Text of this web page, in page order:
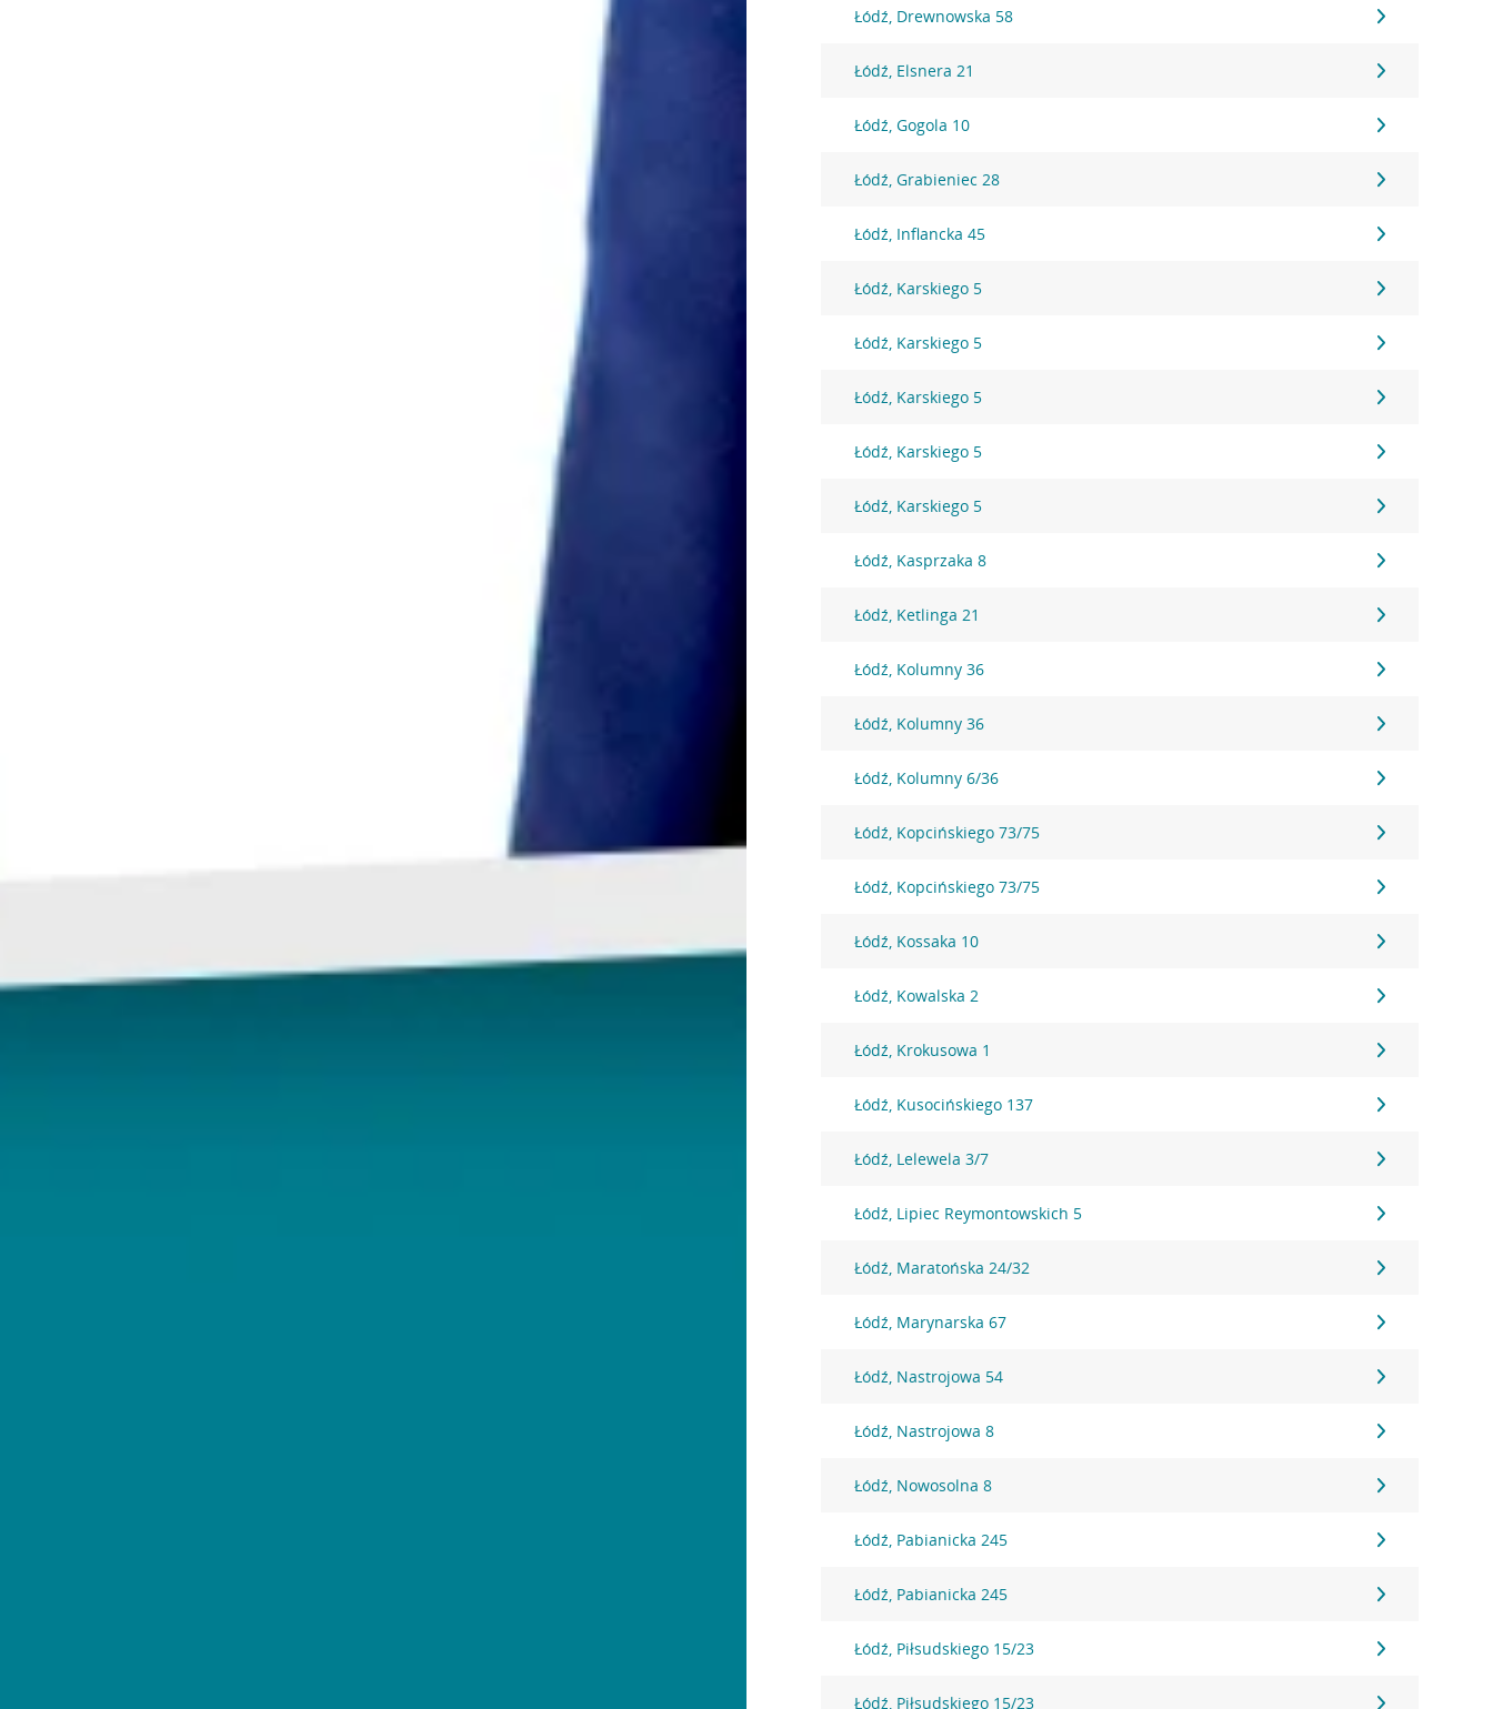
Łódź, Drewnowska 58
Łódź, Elsnera 21
Łódź, Gogola 10
Łódź, Grabieniec 28
Łódź, Inflancka 45
Łódź, Karskiego 5
Łódź, Karskiego 5
Łódź, Karskiego 5
Łódź, Karskiego 5
Łódź, Karskiego 5
Łódź, Kasprzaka 8
Łódź, Ketlinga 21
Łódź, Kolumny 36
Łódź, Kolumny 36
Łódź, Kolumny 6/36
Łódź, Kopcińskiego 73/75
Łódź, Kopcińskiego 73/75
Łódź, Kossaka 10
Łódź, Kowalska 2
Łódź, Krokusowa 1
Łódź, Kusocińskiego 137
Łódź, Lelewela 3/7
Łódź, Lipiec Reymontowskich 5
Łódź, Maratońska 24/32
Łódź, Marynarska 67
Łódź, Nastrojowa 54
Łódź, Nastrojowa 8
Łódź, Nowosolna 8
Łódź, Pabianicka 245
Łódź, Pabianicka 245
Łódź, Piłsudskiego 15/23
Łódź, Piłsudskiego 15/23